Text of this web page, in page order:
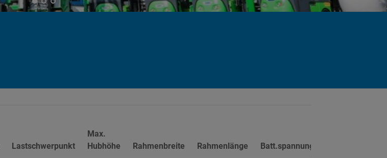
Lastschwerpunkt
Max.
Hubhöhe
Rahmenbreite Rahmenlänge Batt.spannung